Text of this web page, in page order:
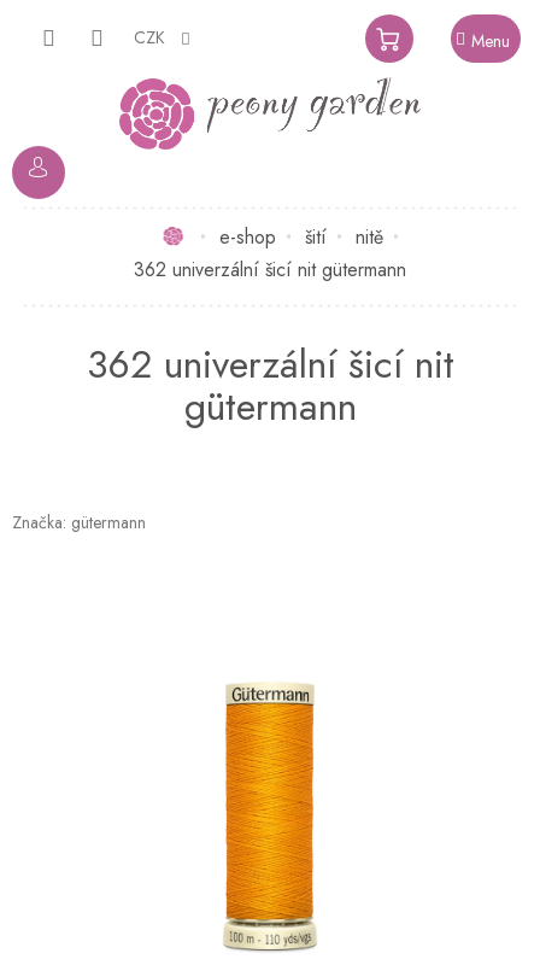
CZK
NÁKUPNÍ
KOŠÍK
Domůe-shop šití
nitě
362 univerzální šicí nit gütermann
362 univerzální šicí nit
gütermann
Značka: gütermann